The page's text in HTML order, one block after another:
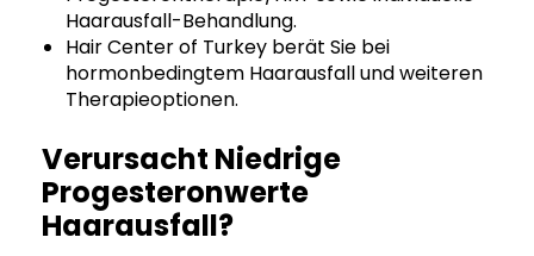
Haarausfall-Behandlung.
Hair Center of Turkey berät Sie bei
hormonbedingtem Haarausfall und weiteren
Therapieoptionen.
Verursacht Niedrige
Progesteronwerte
Haarausfall?